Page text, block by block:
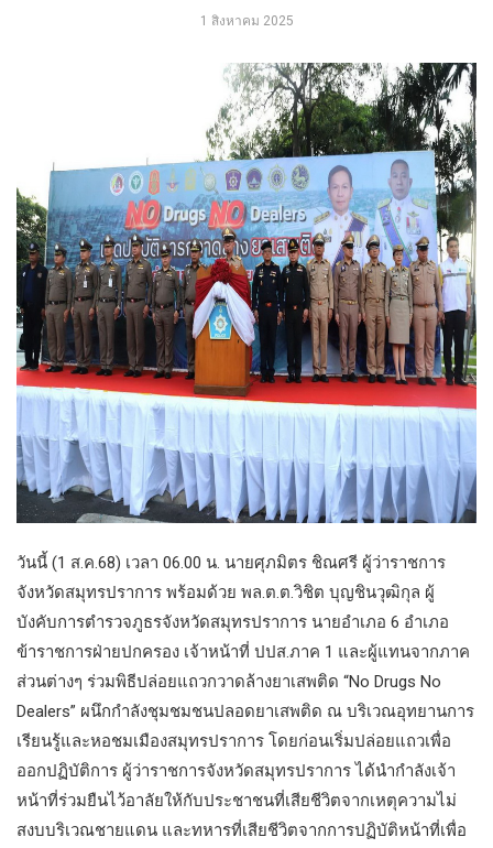
1 สิงหาคม 2025
วันนี้ (1 ส.ค.68) เวลา 06.00 น. นายศุภมิตร ชิณศรี ผู้ว่าราชการ
จังหวัดสมุทรปราการ พร้อมด้วย พล.ต.ต.วิชิต บุญชินวุฒิกุล ผู้
บังคับการตำรวจภูธรจังหวัดสมุทรปราการ นายอำเภอ 6 อำเภอ
ข้าราชการฝ่ายปกครอง เจ้าหน้าที่ ปปส.ภาค 1 และผู้แทนจากภาค
ส่วนต่างๆ ร่วมพิธีปล่อยแถวกวาดล้างยาเสพติด “No Drugs No
Dealers” ผนึกกำลังชุมชมชนปลอดยาเสพติด ณ บริเวณอุทยานการ
เรียนรู้และหอชมเมืองสมุทรปราการ โดยก่อนเริ่มปล่อยแถวเพื่อ
ออกปฏิบัติการ ผู้ว่าราชการจังหวัดสมุทรปราการ ได้นำกำลังเจ้า
หน้าที่ร่วมยืนไว้อาลัยให้กับประชาชนที่เสียชีวิตจากเหตุความไม่
สงบบริเวณชายแดน และทหารที่เสียชีวิตจากการปฏิบัติหน้าที่เพื่อ